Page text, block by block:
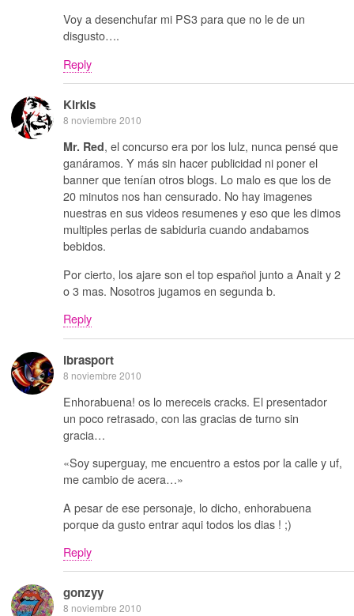
Voy a desenchufar mi PS3 para que no le de un
disgusto….
Reply
Kirkis
8 noviembre 2010
Mr. Red, el concurso era por los lulz, nunca pensé que
ganáramos. Y más sin hacer publicidad ni poner el
banner que tenían otros blogs. Lo malo es que los de
20 minutos nos han censurado. No hay imagenes
nuestras en sus videos resumenes y eso que les dimos
multiples perlas de sabiduria cuando andabamos
bebidos.
Por cierto, los ajare son el top español junto a Anait y 2
o 3 mas. Nosotros jugamos en segunda b.
Reply
ibrasport
8 noviembre 2010
Enhorabuena! os lo mereceis cracks. El presentador
un poco retrasado, con las gracias de turno sin
gracia…
«Soy superguay, me encuentro a estos por la calle y uf,
me cambio de acera…»
A pesar de ese personaje, lo dicho, enhorabuena
porque da gusto entrar aqui todos los dias ! ;)
Reply
gonzyy
8 noviembre 2010